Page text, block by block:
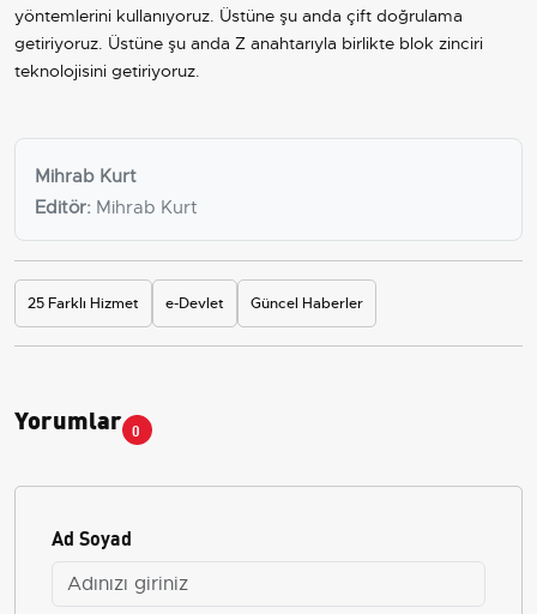
yöntemlerini kullanıyoruz. Üstüne şu anda çift doğrulama
getiriyoruz. Üstüne şu anda Z anahtarıyla birlikte blok zinciri
teknolojisini getiriyoruz.
Mihrab Kurt
Editör: Mihrab Kurt
25 Farklı Hizmet e-Devlet Güncel Haberler
Yorumlar 0
Ad Soyad